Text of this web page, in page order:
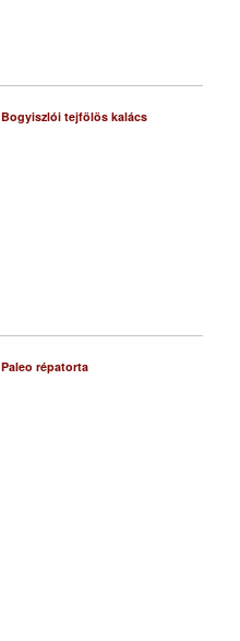
Bogyiszlói tejfölös kalács
Paleo répatorta